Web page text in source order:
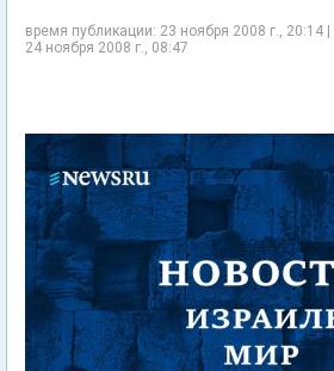
время публикации: 23 ноября 2008 г., 20:14
24 ноября 2008 г., 08:47